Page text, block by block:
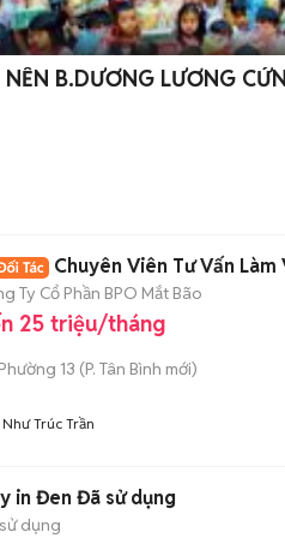
B.DƯƠNG LƯƠNG
Chuyên Viên Tư Vấn Làm
Ty Cổ Phần BPO Mắt Bão
25 triệu/tháng
Phường 13 (P. Tân Bình mới)
Như Trúc Trần
in Đen Đã sử dụng
dụng